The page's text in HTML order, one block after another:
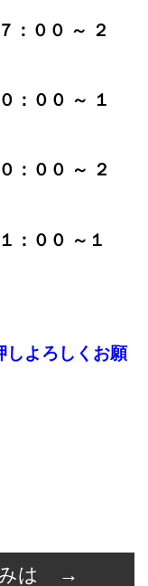
～ ２
～ １
０ ～ ２
～１
しよろしくお願
みは →